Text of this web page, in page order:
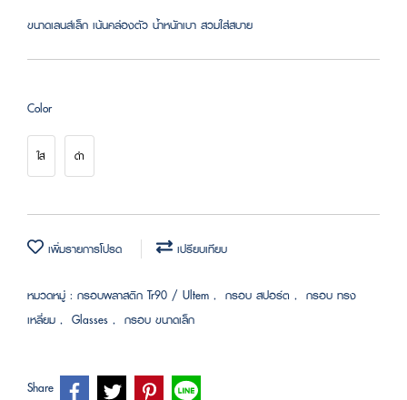
ขนาดเลนส์เล็ก เน้นคล่องตัว น้ำหนักเบา สวมใส่สบาย
Color
ใส ดำ
เพิ่มรายการโปรด เปรียบเทียบ
หมวดหมู่ : กรอบพลาสติก Tr90 / Ultem , กรอบ สปอร์ต , กรอบ ทรง
เหลี่ยม , Glasses , กรอบ ขนาดเล็ก
Share